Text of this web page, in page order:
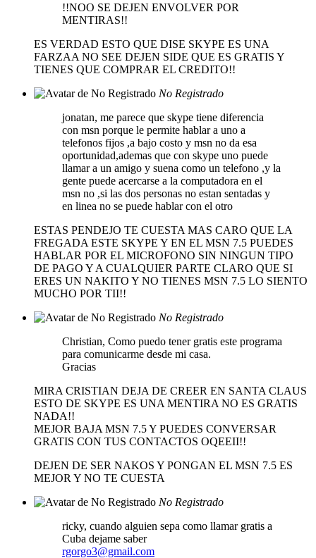
!!NOO SE DEJEN ENVOLVER POR
MENTIRAS!!
ES VERDAD ESTO QUE DISE SKYPE ES UNA
FARZAA NO SEE DEJEN SIDE QUE ES GRATIS Y
TIENES QUE COMPRAR EL CREDITO!!
No Registrado
jonatan, me parece que skype tiene diferencia
con msn porque le permite hablar a uno a
telefonos fijos ,a bajo costo y msn no da esa
oportunidad,ademas que con skype uno puede
llamar a un amigo y suena como un telefono ,y la
gente puede acercarse a la computadora en el
msn no ,si las dos personas no estan sentadas y
en linea no se puede hablar con el otro
ESTAS PENDEJO TE CUESTA MAS CARO QUE LA
FREGADA ESTE SKYPE Y EN EL MSN 7.5 PUEDES
HABLAR POR EL MICROFONO SIN NINGUN TIPO
DE PAGO Y A CUALQUIER PARTE CLARO QUE SI
ERES UN NAKITO Y NO TIENES MSN 7.5 LO SIENTO
MUCHO POR TII!!
No Registrado
Christian, Como puedo tener gratis este programa
para comunicarme desde mi casa.
Gracias
MIRA CRISTIAN DEJA DE CREER EN SANTA CLAUS
ESTO DE SKYPE ES UNA MENTIRA NO ES GRATIS
NADA!!
MEJOR BAJA MSN 7.5 Y PUEDES CONVERSAR
GRATIS CON TUS CONTACTOS OQEEII!!
DEJEN DE SER NAKOS Y PONGAN EL MSN 7.5 ES
MEJOR Y NO TE CUESTA
No Registrado
ricky, cuando alguien sepa como llamar gratis a
Cuba dejame saber
rgorgo3@gmail.com